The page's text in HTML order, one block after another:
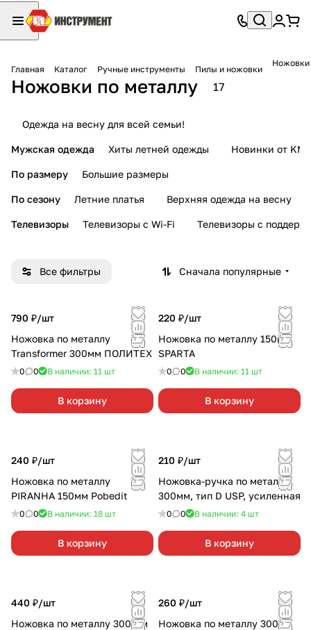
Главная Каталог Ручные инструменты Пилы и ножовки
Ножовки
Ножовки по металлу 17
Одежда на весну для всей семьи!
Мужская одежда Хиты летней одежды Новинки от KMI
По размеру Большие размеры
По сезону Летние платья Верхняя одежда на весну
Телевизоры Телевизоры с Wi-Fi Телевизоры с
Все фильтры Сначала популярные
790 ₽/шт
Ножовка по металлу
Transformer 300мм ПОЛИТЕХ
0 0 В наличии: 11 шт
В корзину
220 ₽/шт
Ножовка по металлу 150мм
SPARTA
0 0 В наличии: 11 шт
В корзину
240 ₽/шт
Ножовка по металлу
PIRANHA 150мм Pobedit
0 0 В наличии: 18 шт
В корзину
210 ₽/шт
Ножовка-ручка по металлу
300мм, тип D USP, усиленная
0 0 В наличии: 4 шт
В корзину
440 ₽/шт
Ножовка по металлу 300 мм
260 ₽/шт
Ножовка по металлу 300мм